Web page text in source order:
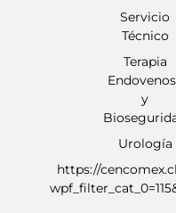
Servicio
Técnico
Terapia
y
Urología
https://